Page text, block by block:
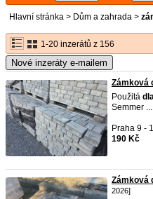
Hlavní stránka > Dům a zahrada >
1-20 inzerátů z 156
Nové inzeráty e-mailem
Zámková
Použitá
Semmer ...
Praha 9 -
190 Kč
Zámková
2026]